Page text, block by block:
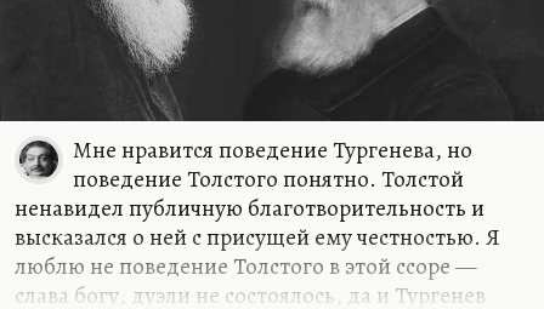
Мне нравится поведение Тургенева, но
поведение Толстого понятно. Толстой
ненавидел публичную благотворительность и
высказался о ней с присущей ему честностью. Я
люблю не поведение Толстого в этой ссоре —
слава богу, дуэли не состоялось, да и Тургенев